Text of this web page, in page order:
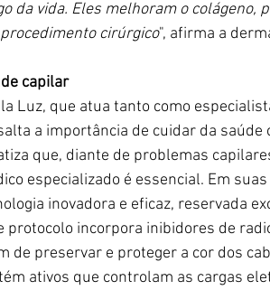
da vida. Eles melhoram o
cirúrgico", afirma a
capilar
Luz, que atua tanto como
a importância de cuidar da
que, diante de problemas
especializado é essencial. Em
inovadora e eficaz, reservada
protocolo incorpora inibidores de
de preservar e proteger a cor dos
ativos que controlam as cargas